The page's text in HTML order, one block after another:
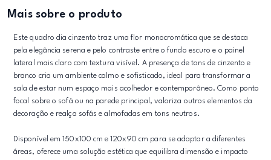
Mais sobre o produto
Este quadro dia cinzento traz uma flor monocromática que se destaca
pela elegância serena e pelo contraste entre o fundo escuro e o painel
lateral mais claro com textura visível. A presença de tons de cinzento e
branco cria um ambiente calmo e sofisticado, ideal para transformar a
sala de estar num espaço mais acolhedor e contemporâneo. Como ponto
focal sobre o sofá ou na parede principal, valoriza outros elementos da
decoração e realça sofás e almofadas em tons neutros.
Disponível em 150x100 cm e 120x90 cm para se adaptar a diferentes
áreas, oferece uma solução estética que equilibra dimensão e impacto